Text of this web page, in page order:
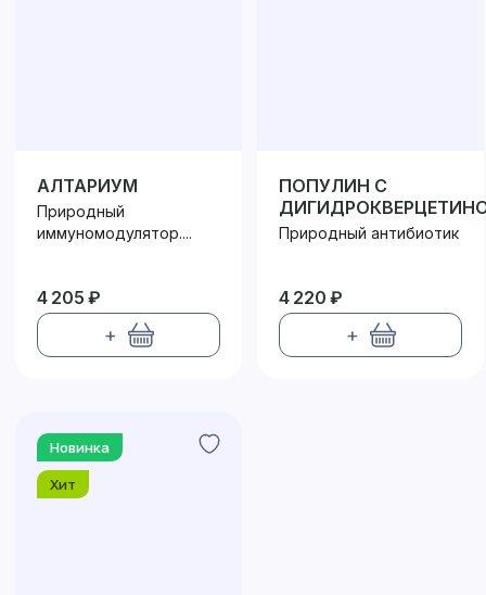
АЛТАРИУМ
Природный
иммуномодулятор....
4 205 ₽
+
ПОПУЛИН С
200
Природный антибиотик
4 220 ₽
+
Новинка
Хит